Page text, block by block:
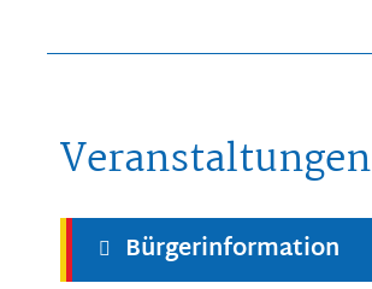
Veranstaltungen
Bürgerinformation